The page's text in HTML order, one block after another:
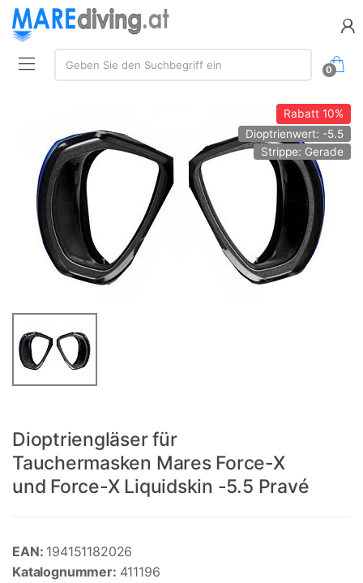
Suchen:
Geben Sie den Suchbegriff ein
0
Rabatt10%
Dioptrienwert: -5.5
Strippe: Gerade
Dioptriengläser für
Tauchermasken Mares Force-X
und Force-X Liquidskin -5.5 Pravé
EAN: 194151182026
Katalognummer: 411196